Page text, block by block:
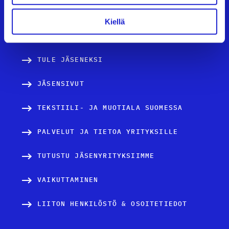
Kiellä
UUTISHUONE
AVOIMET TYÖPAIKAT
TULE JÄSENEKSI
JÄSENSIVUT
TEKSTIILI- JA MUOTIALA SUOMESSA
PALVELUT JA TIETOA YRITYKSILLE
TUTUSTU JÄSENYRITYKSIIMME
VAIKUTTAMINEN
LIITON HENKILÖSTÖ & OSOITETIEDOT